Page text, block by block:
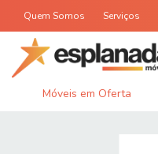
Quem Somos Serviços
Móveis em Oferta